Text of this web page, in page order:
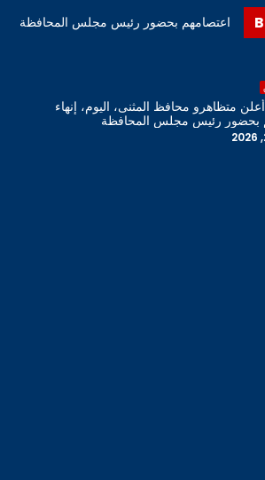
إنهاء اعتصامهم بحضور رئيس مجلس المحافظة
متظاهرو محافظ المثنى، اليوم، إنهاء
بحضور رئيس مجلس المحافظة